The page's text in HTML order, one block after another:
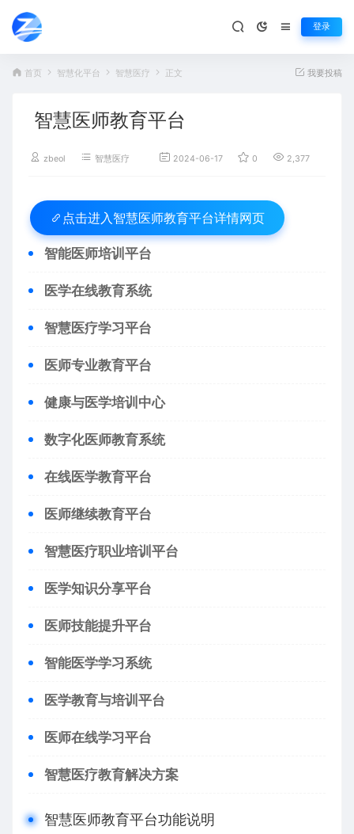
登录
首页 智慧化平台 智慧医疗 正文 我要投稿
智慧医师教育平台
zbeol 智慧医疗 2024-06-17 0 2,377
点击进入 智慧医师教育平台详情网页
智能医师培训平台
医学在线教育系统
智慧医疗学习平台
医师专业教育平台
健康与医学培训中心
数字化医师教育系统
在线医学教育平台
医师继续教育平台
智慧医疗职业培训平台
医学知识分享平台
医师技能提升平台
智能医学学习系统
医学教育与培训平台
医师在线学习平台
智慧医疗教育解决方案
智慧医师教育平台功能说明